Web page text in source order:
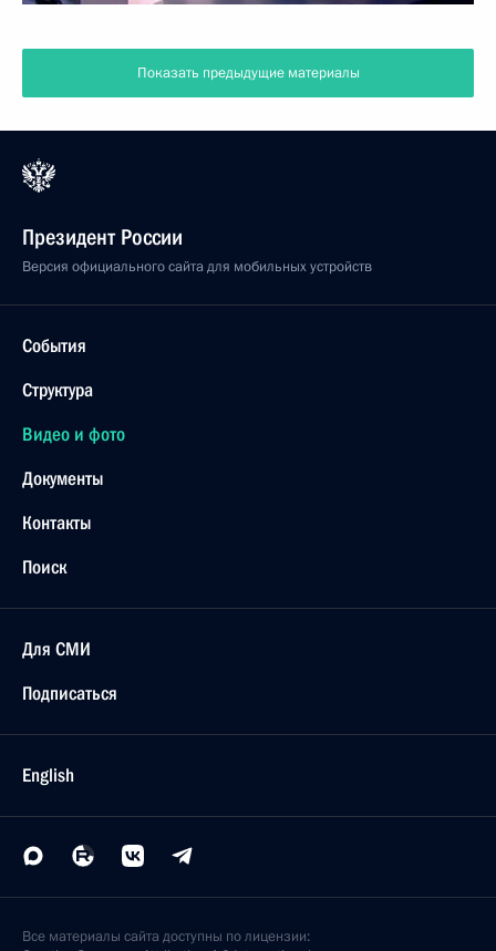
Показать предыдущие материалы
Президент России
Версия официального сайта для мобильных устройств
События
Структура
Видео и фото
Документы
Контакты
Поиск
Для СМИ
Подписаться
English
Все материалы сайта доступны по лицензии: